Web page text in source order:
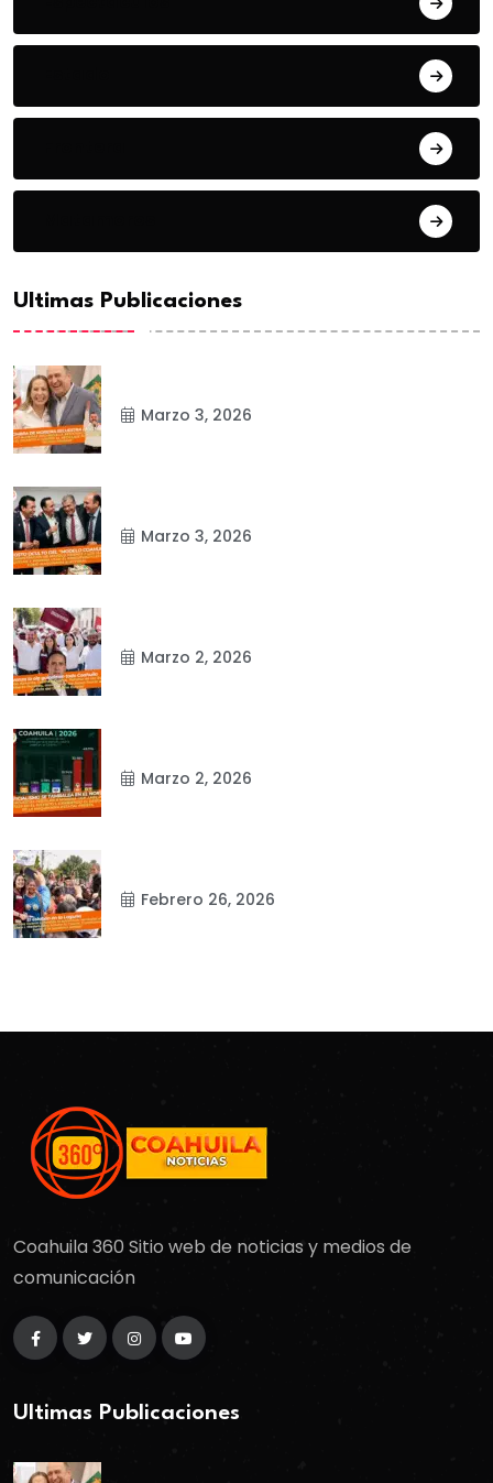
Ultimas Publicaciones
Marzo 3, 2026
Marzo 3, 2026
Marzo 2, 2026
Marzo 2, 2026
Febrero 26, 2026
Coahuila 360 Sitio web de noticias y medios de
comunicación
Ultimas Publicaciones